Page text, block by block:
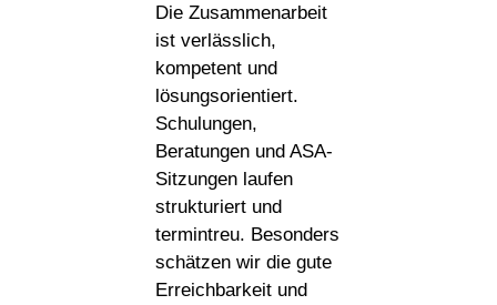
Die Zusammenarbeit
ist verlässlich,
kompetent und
lösungsorientiert.
Schulungen,
Beratungen und ASA-
Sitzungen laufen
strukturiert und
termintreu. Besonders
schätzen wir die gute
Erreichbarkeit und